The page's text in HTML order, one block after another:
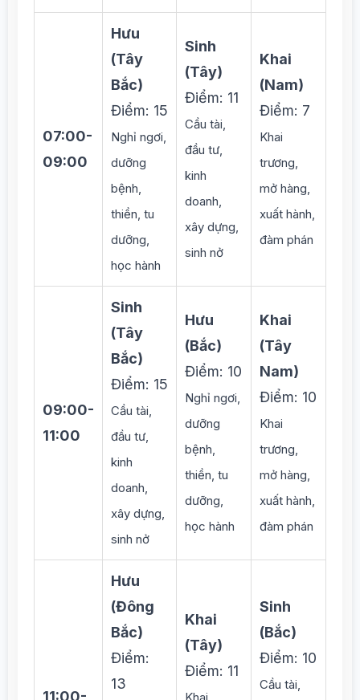
07:00-
09:00
Hưu
(Tây
Bắc)
Điểm: 15
Nghỉ ngơi,
dưỡng
bệnh,
thiền, tu
dưỡng,
học hành
Sinh
(Tây)
Điểm: 11
Cầu tài,
đầu tư,
kinh
doanh,
xây dựng,
sinh nở
Khai
(Nam)
Điểm: 7
Khai
trương,
mở hàng,
xuất hành,
đàm phán
09:00-
11:00
Sinh
(Tây
Bắc)
Điểm: 15
Cầu tài,
đầu tư,
kinh
doanh,
xây dựng,
sinh nở
Hưu
(Bắc)
Điểm: 10
Nghỉ ngơi,
dưỡng
bệnh,
thiền, tu
dưỡng,
học hành
Khai
(Tây
Nam)
Điểm: 10
Khai
trương,
mở hàng,
xuất hành,
đàm phán
11:00-
Hưu
(Đông
Bắc)
Điểm:
13
Khai
(Tây)
Điểm: 11
Sinh
(Bắc)
Điểm: 10
Cầu tài,